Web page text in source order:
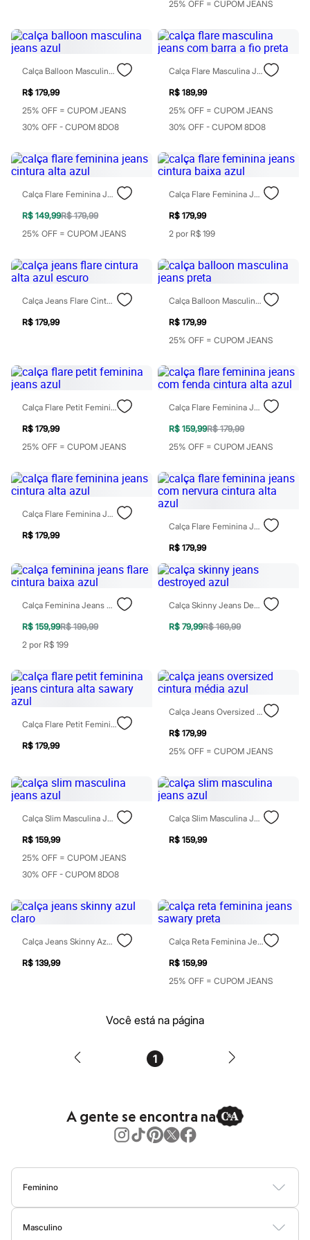
Moda esportiva
Shorts e Bermudas
Todos os produtos
Infantil
Arrumadinho para os meninos
Romântico para as meninas
Inverno
Novidades
0 a 24 meses
1 a 5 anos
10 a 16 anos
Roupas menino
0 a 24 meses
1 a 5 anos
10 a 16 anos
Acessórios
Recém-nascido
Bolsas e Mochilas
Chapéus
Calçados
Botas
Rasteirinhas
Sandálias
Tênis
Diversão
Baby Club
Fifteen
Palomino
Moda íntima
Calcinhas
Meias
Pijamas
Moda praia
Blusas de proteção
Sungas
Bluey
Disney
Hello Kitty
Homem Aranha
Naruto
Patrulha Canina
Sonic
Stitch
Beleza
Kits
Perfumes árabes
Novidades
Condicionador
Escovas e Pentes
Finalizadores
Shampoo
Cuidados com o corpo
Hidratante
Protetor solar
Tratamento
Esfoliante
Hidratante
Tônicos
Maquiagens
Base
Carolina Herrera
Fran by Franciny Ehlke
Lancôme
Mascavo
Niina Secrets
Océane
Payot
25% OFF = CUPOM JEANS
Calça Balloon Masculina Jeans Azul
R$ 179,99
25% OFF = CUPOM JEANS
30% OFF - CUPOM 8DO8
Calça Flare Masculina Jeans Com Barra A Fio Preta
R$ 189,99
25% OFF = CUPOM JEANS
30% OFF - CUPOM 8DO8
Calça Flare Feminina Jeans Cintura Alta Azul
R$ 149,99R$ 179,99
25% OFF = CUPOM JEANS
Calça Flare Feminina Jeans Cintura Baixa Azul
R$ 179,99
2 por R$ 199
Calça Jeans Flare Cintura Alta Azul Escuro
R$ 179,99
Calça Balloon Masculina Jeans Preta
R$ 179,99
25% OFF = CUPOM JEANS
Calça Flare Petit Feminina Jeans Azul
R$ 179,99
25% OFF = CUPOM JEANS
Calça Flare Feminina Jeans Com Fenda Cintura Alta Azul
R$ 159,99R$ 179,99
25% OFF = CUPOM JEANS
Calça Flare Feminina Jeans Cintura Alta Azul
R$ 179,99
Calça Flare Feminina Jeans Com Nervura Cintura Alta Azul
R$ 179,99
Calça Feminina Jeans Flare Cintura Baixa Azul
R$ 159,99R$ 199,99
2 por R$ 199
Calça Skinny Jeans Destroyed Azul
R$ 79,99R$ 169,99
Calça Flare Petit Feminina Jeans Cintura Alta Sawary Azul
R$ 179,99
Calça Jeans Oversized Cintura Média Azul
R$ 179,99
25% OFF = CUPOM JEANS
Calça Slim Masculina Jeans Azul
R$ 159,99
25% OFF = CUPOM JEANS
30% OFF - CUPOM 8DO8
Calça Slim Masculina Jeans Azul
R$ 159,99
Calça Jeans Skinny Azul Claro
R$ 139,99
Calça Reta Feminina Jeans Sawary Preta
R$ 159,99
25% OFF = CUPOM JEANS
Você está na página
1
A gente se encontra na
Feminino
BlusasCalçasVestidosSaiasCasacosModa PraiaModa Íntima
Masculino